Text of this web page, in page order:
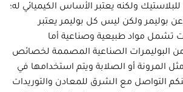
ولكنه يعتبر الأساس الكيميائي له؛
بوليمر ولكن ليس كل بوليمر يعتبر
تشمل مواد طبيعية وصناعية أما
البوليمرات الصناعية المصممة لخصائص
المرونة أو الصلابة ويتم استخدامها في
التواصل مع الشرق للمعادن والتوريدات